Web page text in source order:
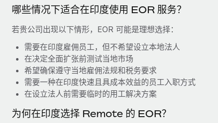
设备管理
在全球范围内配置和跟踪 IT 设备
实体设立
快速建立合规实体
人员调配与搬迁
轻松搬迁员工
福利
EOR compliance
As the global workforce continues to expand in response
to the demands of today’s labor market, the...
了解更多
What a Workday global payroll implementation
actually looks like
哪些情况下适合在印度使用 EOR 服务？
若贵公司出现以下情形，EOR 可能是理想选择：
需要在印度雇佣员工，但不希望设立本地法人
在决定全面扩张前测试当地市场
希望确保遵守当地雇佣法规和税务要求
需要一种在印度快速且具成本效益的员工入职方式
在设立法人前需要临时的用工解决方案
为何在印度选择 Remote 的 EOR？